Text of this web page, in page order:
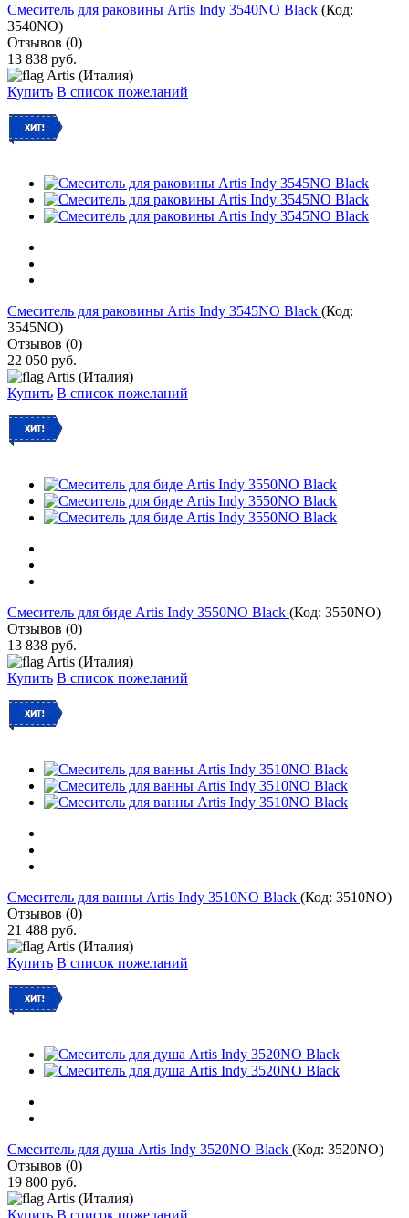
Cмеситель для раковины Artis Indy 3540NO Black (Код:
3540NO)
Отзывов (0)
13 838 руб.
Artis (Италия)
Купить В список пожеланий
Cмеситель для раковины Artis Indy 3545NO Black (Код:
3545NO)
Отзывов (0)
22 050 руб.
Artis (Италия)
Купить В список пожеланий
Смеситель для биде Artis Indy 3550NO Black (Код: 3550NO)
Отзывов (0)
13 838 руб.
Artis (Италия)
Купить В список пожеланий
Cмеситель для ванны Artis Indy 3510NO Black (Код: 3510NO)
Отзывов (0)
21 488 руб.
Artis (Италия)
Купить В список пожеланий
Смеситель для душа Artis Indy 3520NO Black (Код: 3520NO)
Отзывов (0)
19 800 руб.
Artis (Италия)
Купить В список пожеланий